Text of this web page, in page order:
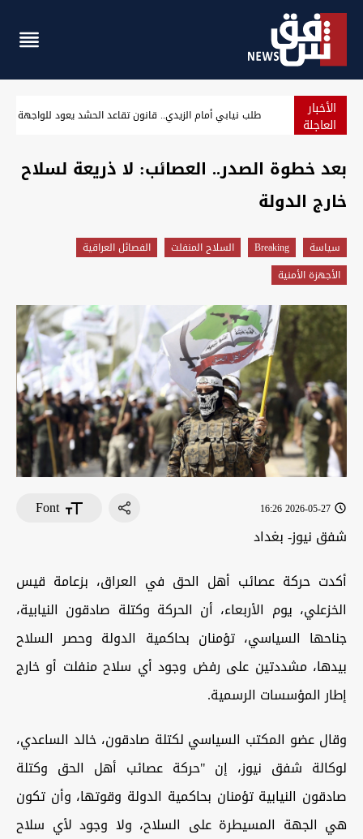
الأخبار
العاجلة العراق الـ12 عربياً والـ94 عالمياً في مؤشر الدبلوماسية والشراكة الدولية
بعد خطوة الصدر.. العصائب: لا ذريعة لسلاح
خارج الدولة
سیاسة Breaking السلاح المنفلت
الفصائل العراقية
الأجهزة الأمنية
2026-05-27 16:26
Font
شفق نيوز- بغداد
أكدت حركة عصائب أهل الحق في العراق، بزعامة قيس
الخزعلي، يوم الأربعاء، أن الحركة وكتلة صادقون النيابية،
جناحها السياسي، تؤمنان بحاكمية الدولة وحصر السلاح
بيدها، مشددتين على رفض وجود أي سلاح منفلت أو خارج
إطار المؤسسات الرسمية.
وقال عضو المكتب السياسي لكتلة صادقون، خالد الساعدي،
لوكالة شفق نيوز، إن "حركة عصائب أهل الحق وكتلة
صادقون النيابية تؤمنان بحاكمية الدولة وقوتها، وأن تكون
هي الجهة المسيطرة على السلاح، ولا وجود لأي سلاح